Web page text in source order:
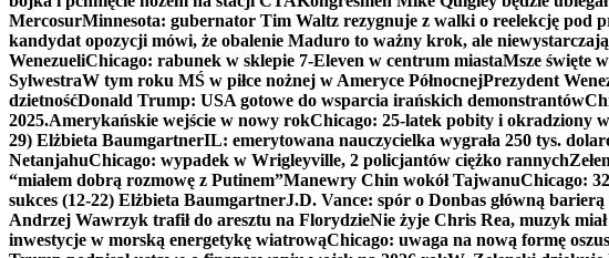
MercosurMinnesota: gubernator Tim Waltz rezygnuje z walki o reelekcję pod
kandydat opozycji mówi, że obalenie Maduro to ważny krok, ale
WenezueliChicago: rabunek w sklepie 7-Eleven w centrum miastaMsze święte
SylwestraW tym roku MŚ w piłce nożnej w Ameryce PółnocnejPrezydent
dzietnośćDonald Trump: USA gotowe do wsparcia irańskich demonstrantów
2025.Amerykańskie wejście w nowy rokChicago: 25-latek pobity i okradziony
29) Elżbieta BaumgartnerIL: emerytowana nauczycielka wygrała 250 tys.
NetanjahuChicago: wypadek w Wrigleyville, 2 policjantów ciężko rannych
“miałem dobrą rozmowę z Putinem”Manewry Chin wokół TajwanuChicago:
sukces (12-22) Elżbieta BaumgartnerJ.D. Vance: spór o Donbas główną
Andrzej Wawrzyk trafił do aresztu na FlorydzieNie żyje Chris Rea, muzyk
inwestycje w morską energetykę wiatrowąChicago: uwaga na nową formę